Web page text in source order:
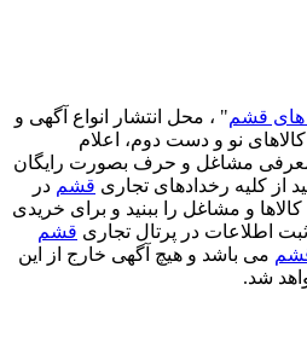
های قشم" ، محل انتشار انواع آگهی و
نو و دست‌ دوم، اعلام
مشاغل و حرف بصورت رایگان
از کلیه رخدادهای تجاری قشم در
و مشاغل را ببنید و برای خریدی
اطلاعات در پرتال تجاری قشم
می باشد و هیچ آگهی خارج از این
شد.